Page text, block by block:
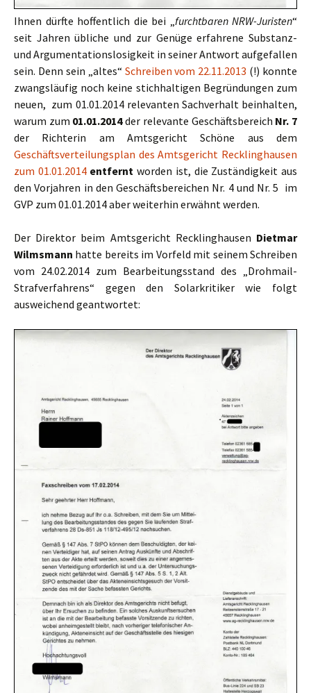
Ihnen dürfte hoffentlich die bei „ furchtbaren NRW-Juristen“
seit Jahren übliche und zur Genüge erfahrene Substanz-
und Argumentationslosigkeit in seiner Antwort aufgefallen
sein. Denn sein „altes“ Schreiben vom 22.11.2013 (!) konnte
zwangsläufig noch keine stichhaltigen Begründungen zum
neuen, zum 01.01.2014 relevanten Sachverhalt beinhalten,
warum zum 01.01.2014der relevante Geschäftsbereich Nr. 7
der Richterin am Amtsgericht Schöne aus dem
Geschäftsverteilungsplan des Amtsgericht Recklinghausen
zum 01.01.2014 entfernt worden ist, die Zuständigkeit aus
den Vorjahren in den Geschäftsbereichen Nr. 4 und Nr. 5 im
GVP zum 01.01.2014 aber weiterhin erwähnt werden.
Der Direktor beim Amtsgericht Recklinghausen Dietmar
Wilmsmann hatte bereits im Vorfeld mit seinem Schreiben
vom 24.02.2014 zum Bearbeitungsstand des „Drohmail-
Strafverfahrens“ gegen den Solarkritiker wie folgt
ausweichend geantwortet: